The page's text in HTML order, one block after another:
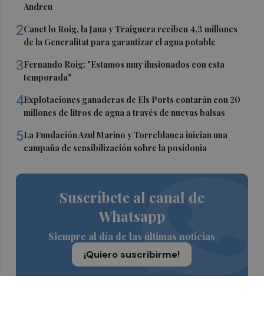
Andreu
2Canet lo Roig, la Jana y Traiguera reciben 4,3 millones
de la Generalitat para garantizar el agua potable
3Fernando Roig: "Estamos muy ilusionados con esta
temporada"
4Explotaciones ganaderas de Els Ports contarán con 20
millones de litros de agua a través de nuevas balsas
5La Fundación Azul Marino y Torreblanca inician una
campaña de sensibilización sobre la posidonia
Suscríbete al canal de
Whatsapp
Siempre al día de las últimas noticias
¡Quiero suscribirme!